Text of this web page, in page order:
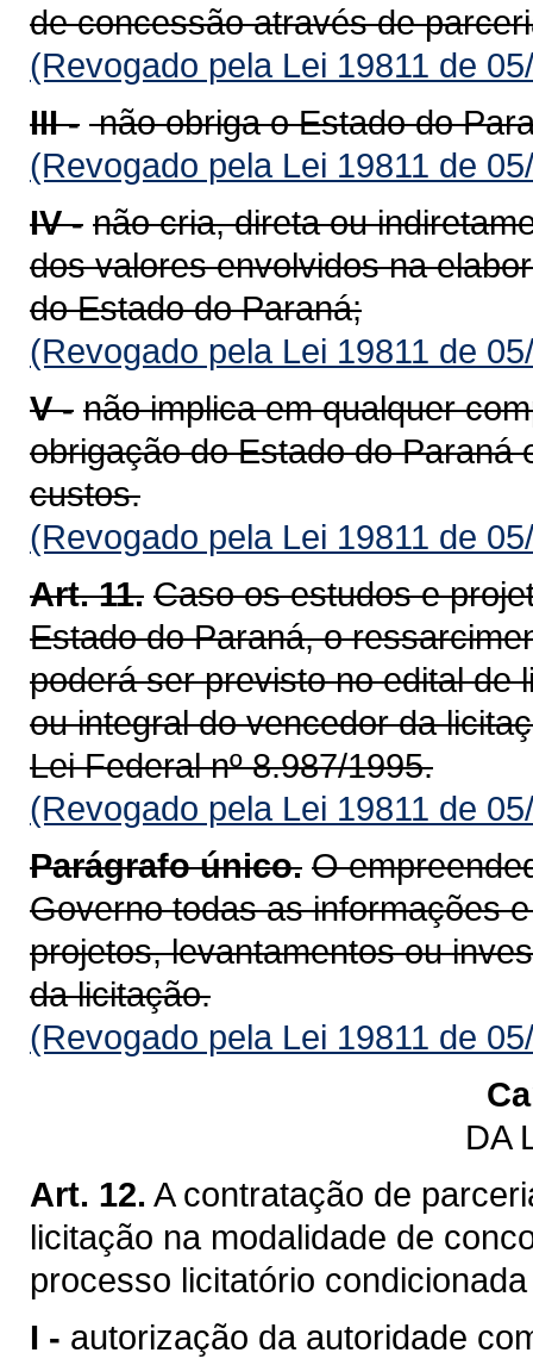
de concessão através de
(Revogado pela Lei 19811 de
III - não obriga o Estado do
(Revogado pela Lei 19811 de
IV - não cria, direta ou
dos valores envolvidos na
do Estado do Paraná;
(Revogado pela Lei 19811 de
V - não implica em qualquer
obrigação do Estado do
custos.
(Revogado pela Lei 19811 de
Art. 11. Caso os estudos e
Estado do Paraná, o
poderá ser previsto no edital de
ou integral do vencedor da
Lei Federal nº 8.987/1995.
(Revogado pela Lei 19811 de
Parágrafo único. O
Governo todas as informações
projetos, levantamentos ou
da licitação.
(Revogado pela Lei 19811 de
DA
Art. 12. A contratação de
licitação na modalidade de
processo licitatório
I - autorização da autoridade